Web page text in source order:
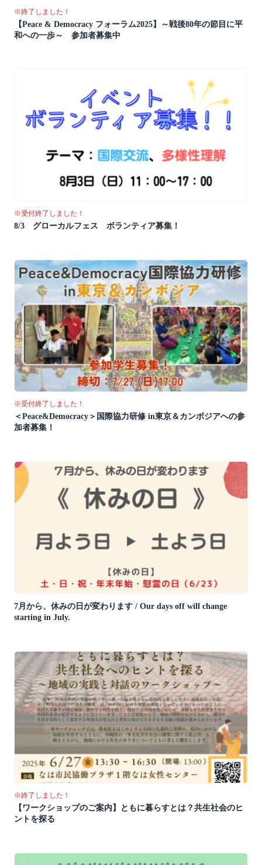
※終了しました！
【Peace & Democracy フォーラム2025】～戦後80年の節目に平
和への一歩～ 参加者募集中
※受付終了しました！
8/3 グローカルフェス ボランティア募集！
※受付終了しました！
＜Peace&Democracy＞国際協力研修 in東京＆カンボジアへの参
加者募集！
7月から、休みの日が変わります / Our days off will change
starting in July.
※終了しました！
【ワークショップのご案内】ともに暮らすとは？共生社会のヒ
ントを探る